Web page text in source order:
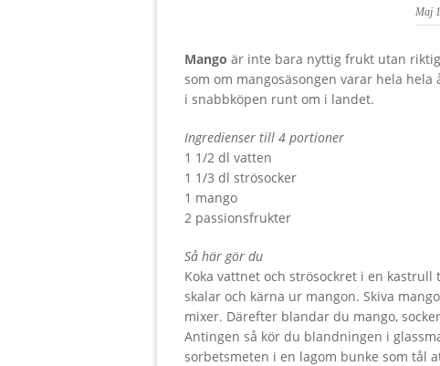
Maj
Mango är inte bara nyttig frukt utan
som om mangosäsongen varar hela
i snabbköpen runt om i landet.
Ingredienser till 4 portioner
1 1/2 dl vatten
1 1/3 dl strösocker
1 mango
2 passionsfrukter
Så här gör du
Koka vattnet och strösockret i en
skalar och kärna ur mangon. Skiva
mixer. Därefter blandar du mango,
Antingen så kör du blandningen i
sorbetsmeten i en lagom bunke som tål